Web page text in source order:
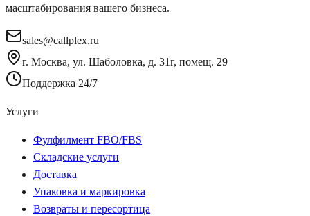
масштабирования вашего бизнеса.
sales@callplex.ru
г. Москва, ул. Шаболовка, д. 31г, помещ. 29
Поддержка 24/7
Услуги
Фулфилмент FBO/FBS
Складские услуги
Доставка
Упаковка и маркировка
Возвраты и пересортица